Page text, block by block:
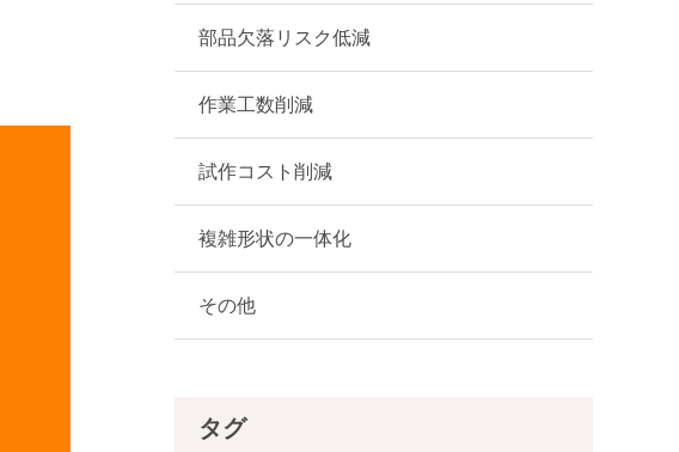
部品欠落リスク低減
作業工数削減
試作コスト削減
複雑形状の一体化
その他
タグ